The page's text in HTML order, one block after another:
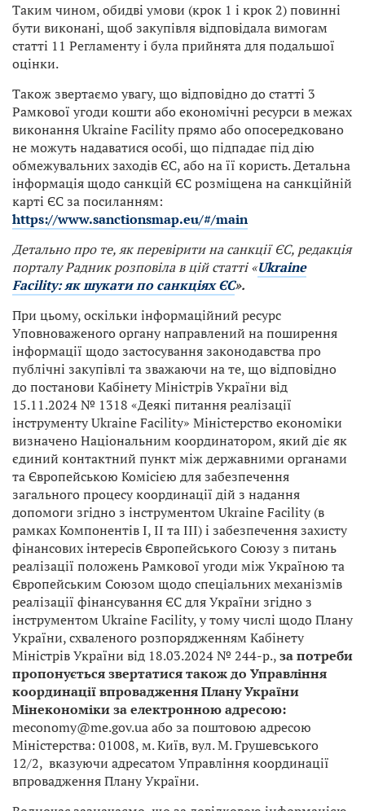
Таким чином, обидві умови (крок 1 і крок 2) повинні
бути виконані, щоб закупівля відповідала вимогам
статті 11 Регламенту і була прийнята для подальшої
оцінки.
Також звертаємо увагу, що відповідно до статті 3
Рамкової угоди кошти або економічні ресурси в межах
виконання Ukraine Facility прямо або опосередковано
не можуть надаватися особі, що підпадає під дію
обмежувальних заходів ЄС, або на її користь. Детальна
інформація щодо санкцій ЄС розміщена на санкційній
карті ЄС за посиланням:
https://www.sanctionsmap.eu/#/main
Детально про те, як перевірити на санкції ЄС, редакція
порталу Радник розповіла в цій статті «Ukraine
Facility: як шукати по санкціях ЄС».
При цьому, оскільки інформаційний ресурс
Уповноваженого органу направлений на поширення
інформації щодо застосування законодавства про
публічні закупівлі та зважаючи на те, що відповідно
до постанови Кабінету Міністрів України від
15.11.2024 № 1318 «Деякі питання реалізації
інструменту Ukraine Facility» Міністерство економіки
визначено Національним координатором, який діє як
єдиний контактний пункт між державними органами
та Європейською Комісією для забезпечення
загального процесу координації дій з надання
допомоги згідно з інструментом Ukraine Facility (в
рамках Компонентів I, II та III) і забезпечення захисту
фінансових інтересів Європейського Союзу з питань
реалізації положень Рамкової угоди між Україною та
Європейським Союзом щодо спеціальних механізмів
реалізації фінансування ЄС для України згідно з
інструментом Ukraine Facility, у тому числі щодо Плану
України, схваленого розпорядженням Кабінету
Міністрів України від 18.03.2024 № 244-р.,за потреби
пропонується звертатися також до Управління
координації впровадження Плану України
Мінекономіки за електронною адресою:
meconomy@me.gov.ua або за поштовою адресою
Міністерства: 01008, м. Київ, вул. М. Грушевського
12/2, вказуючи адресатом Управління координації
впровадження Плану України.